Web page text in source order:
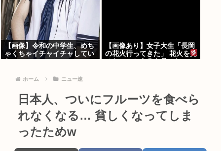
【画像】令和の中学生、めち
ゃくちゃイチャイチャしてい
【画像あり】女子大生「長岡
の花火行ってきた」 花火を見
ホーム ニュー速
日本人、ついにフルーツを食べら
れなくなる… 貧しくなってしま
ったためw